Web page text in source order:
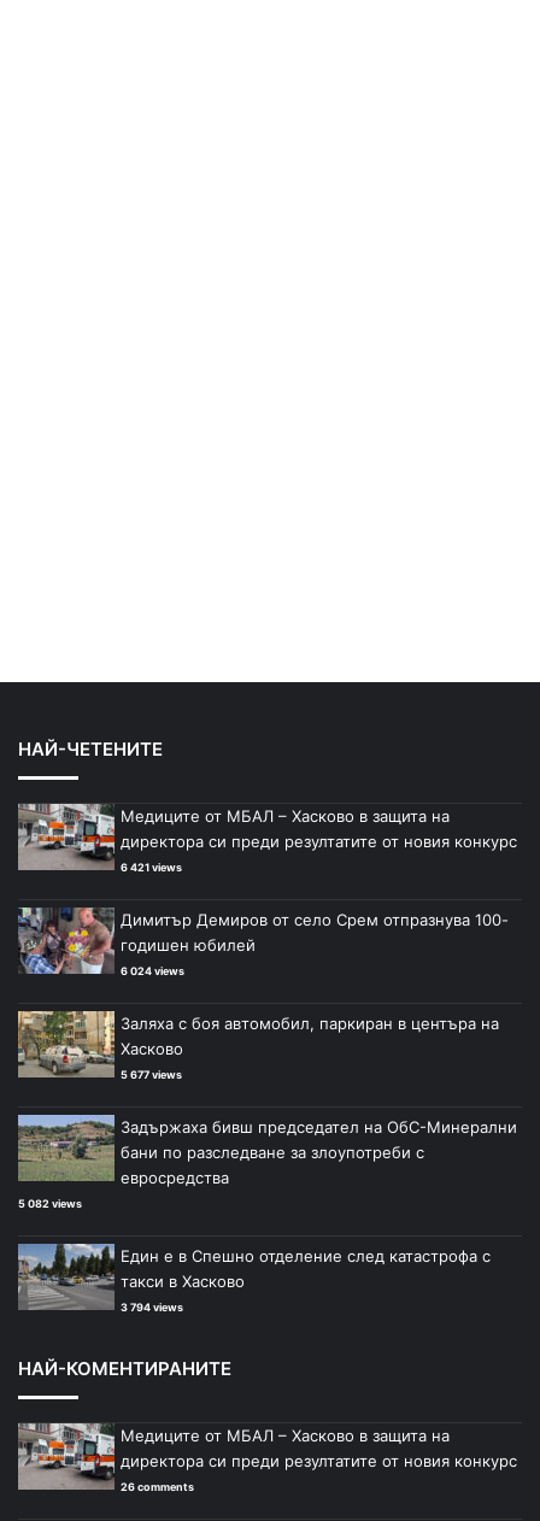
НАЙ-ЧЕТЕНИТЕ
Медиците от МБАЛ – Хасково в защита на
директора си преди резултатите от новия конкурс
6 421 views
Димитър Демиров от село Срем отпразнува 100-
годишен юбилей
6 024 views
Заляха с боя автомобил, паркиран в центъра на
Хасково
5 677 views
Задържаха бивш председател на ОбС-Минерални
бани по разследване за злоупотреби с
евросредства
5 082 views
Един е в Спешно отделение след катастрофа с
такси в Хасково
3 794 views
НАЙ-КОМЕНТИРАНИТЕ
Медиците от МБАЛ – Хасково в защита на
директора си преди резултатите от новия конкурс
26 comments